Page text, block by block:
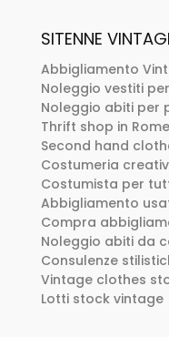
SITENNE
Abbigliamento
Noleggio vestiti
Noleggio abiti per
Thrift shop in Rome
Second hand
Costumeria
Costumista per
Abbigliamento
Compra
Noleggio abiti da
Consulenze
Vintage clothes
Lotti stock vintage